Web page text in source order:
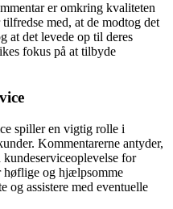
er omkring kvaliteten
med, at de modtog det
at det levede op til deres
fokus på at tilbyde
spiller en vigtig rolle i
Kommentarerne antyder,
for
høflige og hjælpsomme
og assistere med eventuelle